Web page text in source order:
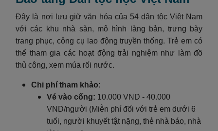
Đây là nơi lưu giữ văn hóa của 54 dân tộc Việt Nam
với các khu nhà sàn, mô hình làng bản, trưng bày
trang phục, công cụ lao động truyền thống. Trẻ em có
thể tham gia các hoạt động trải nghiệm như làm đồ
thủ công, xem múa rối nước.
Chi phí tham khảo:
Vé vào cổng: 10.000 VND - 40.000
VND/người (Miễn phí đối với trẻ em dưới 6
tuổi, người khuyết tật nặng, thẻ nhà báo, nhà